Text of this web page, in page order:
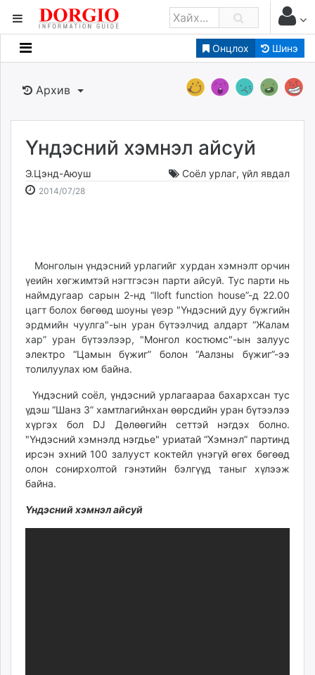
Онцлох Шинэ
Мэдээллийн
Банк санхүү
Бизнес ААН
Төрийн
Нийслэлийн
zindaa.mn
Baabar.mn
tovch.mn
ikon.mn
mnb.mn
Livetv.mn
Eguur.mn
24tsag.mn
shuud.mn
eagle.mn
ergelt.mn
zarig.mn
today.mn
mminfo.mn
Архив
Үндэсний хэмнэл айсуй
Э.Цэнд-Аюуш Соёл урлаг, үйл явдал
2014/07/282014-
2026-
Монголын үндэсний урлагийг хурдан хэмнэлт орчин
үеийн хөгжимтэй нэгтгэсэн парти айсуй. Тус парти нь
наймдугаар сарын 2-нд “Iloft function house”-д 22.00
цагт болох бөгөөд шоуны үеэр "Үндэсний дуу бүжгийн
эрдмийн чуулгa"-ын уран бүтээлчид алдарт “Жалам
хар” уран бүтээлээр, "Монгол костюмс"-ын залуус
электро “Цамын бүжиг” болон “Аалзны бүжиг”-ээ
толилуулах юм байна.
Үндэсний соёл, үндэсний урлагаараа бахархсан тус
үдэш “Шанз 3” хамтлагийнхан өөрсдийн уран бүтээлээ
хүргэх бол DJ Дөлөөгийн сеттэй нэгдэх болно.
"Үндэсний хэмнэлд нэгдье" уриатай “Хэмнэл” партинд
ирсэн эхний 100 залууст коктейл үнэгүй өгөх бөгөөд
олон сонирхолтой гэнэтийн бэлгүүд таныг хүлээж
байна.
Үндэсний хэмнэл айсуй